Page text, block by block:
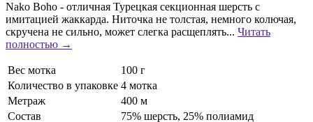
Nako Boho - отличная Турецкая секционная шерсть с
имитацией жаккарда. Ниточка не толстая, немного колючая,
скручена не сильно, может слегка расщеплять... Читать
полностью →
Вес мотка
100 г
Количество в упаковке 4 мотка
Метраж
400 м
Состав
75% шерсть, 25% полиамид